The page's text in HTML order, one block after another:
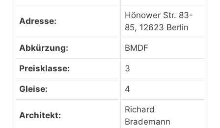
Adresse:
Hönower Str. 83-
85, 12623 Berlin
Abkürzung: BMDF
Preisklasse: 3
Gleise: 4
Architekt:
Richard
Brademann